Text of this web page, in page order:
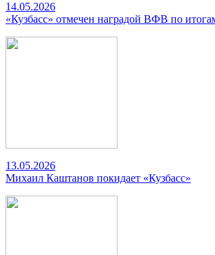
14.05.2026
«Кузбасс» отмечен наградой ВФВ по
13.05.2026
Михаил Каштанов покидает «Кузбасс»